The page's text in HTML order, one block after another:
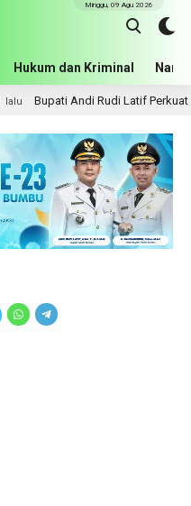
Hukum dan Kriminal
Minggu, 09 Agu 2026
Bupati Andi Rudi Latif Perkuat